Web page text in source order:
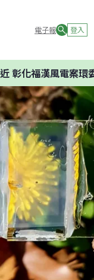
電子報 登入
福漢風電案環委建